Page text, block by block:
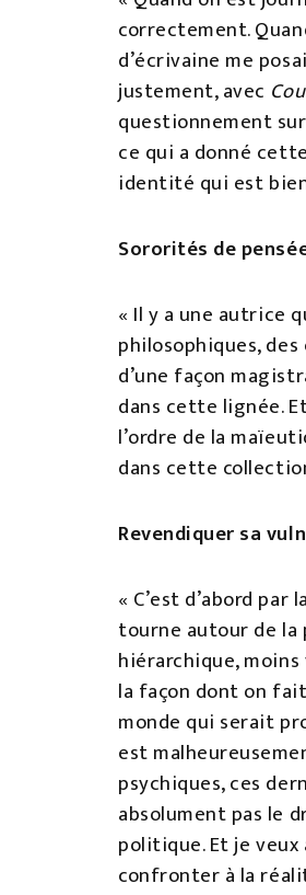
correctement.
d’écrivaine me
justement, avec
questionnement
ce qui a donné
identité qui est
Sororités de
« Il y a une autrice
philosophiques,
d’une façon
dans cette lignée.
l’ordre de la
dans cette
Revendiquer sa
« C’est d’abord
tourne autour de la
hiérarchique,
la façon dont on
monde qui serait
est
psychiques, ces
absolument pas le
politique. Et je veux
confronter à la